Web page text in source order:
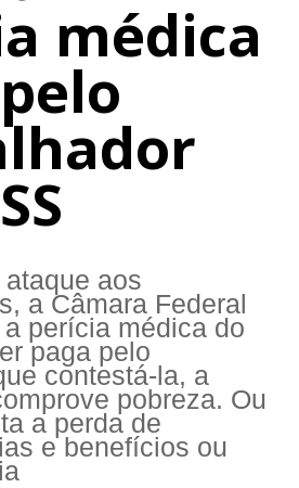
médica
aos
a Câmara Federal
perícia médica do
paga pelo
contestá-la, a
pobreza. Ou
a perda de
e benefícios ou